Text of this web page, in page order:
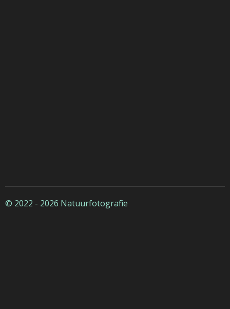
© 2022 - 2026 Natuurfotografie